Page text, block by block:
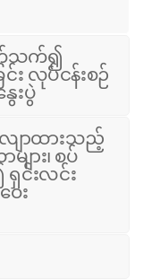
တ်သက်၍
း လုပ်ငန်းစဉ်
းပွဲ
ျာထားသည့်
ျား၊ စပ်
င်းလင်း
ေး